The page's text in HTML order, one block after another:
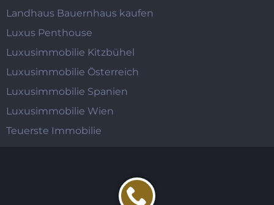
Landhaus Bauernhaus kaufen
Luxus Penthouse
Luxusimmobilie Kitzbühel
Luxusimmobilie Österreich
Luxusimmobilie Spanien
Luxusimmobilie Wien
Teuerste Immobilie